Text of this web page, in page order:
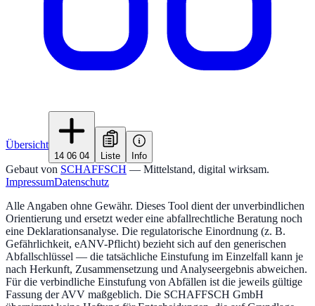
Übersicht
14 06 04 Liste Info
Gebaut von SCHAFFSCH — Mittelstand, digital wirksam.
ImpressumDatenschutz
Alle Angaben ohne Gewähr. Dieses Tool dient der unverbindlichen
Orientierung und ersetzt weder eine abfallrechtliche Beratung noch
eine Deklarationsanalyse. Die regulatorische Einordnung (z. B.
Gefährlichkeit, eANV-Pflicht) bezieht sich auf den generischen
Abfallschlüssel — die tatsächliche Einstufung im Einzelfall kann je
nach Herkunft, Zusammensetzung und Analyseergebnis abweichen.
Für die verbindliche Einstufung von Abfällen ist die jeweils gültige
Fassung der AVV maßgeblich. Die SCHAFFSCH GmbH